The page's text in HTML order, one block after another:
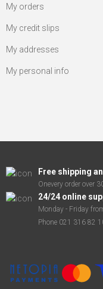
My orders
My credit slips
My addresses
My personal info
Free shipping
Onevery order over
24/24 online
Monday - Friday
Phone 021 316 82